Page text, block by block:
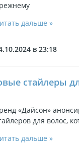
дальше »
в 23:18
стайлеры
«Дайсон»
для волос,
дальше »